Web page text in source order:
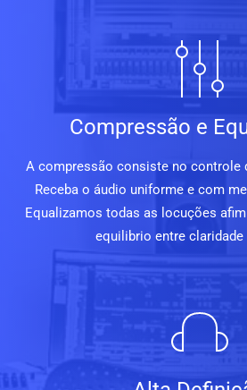
Compressão e
A compressão consiste no controle
Receba o áudio uniforme e com
Equalizamos todas as locuções
equilibrio entre claridade